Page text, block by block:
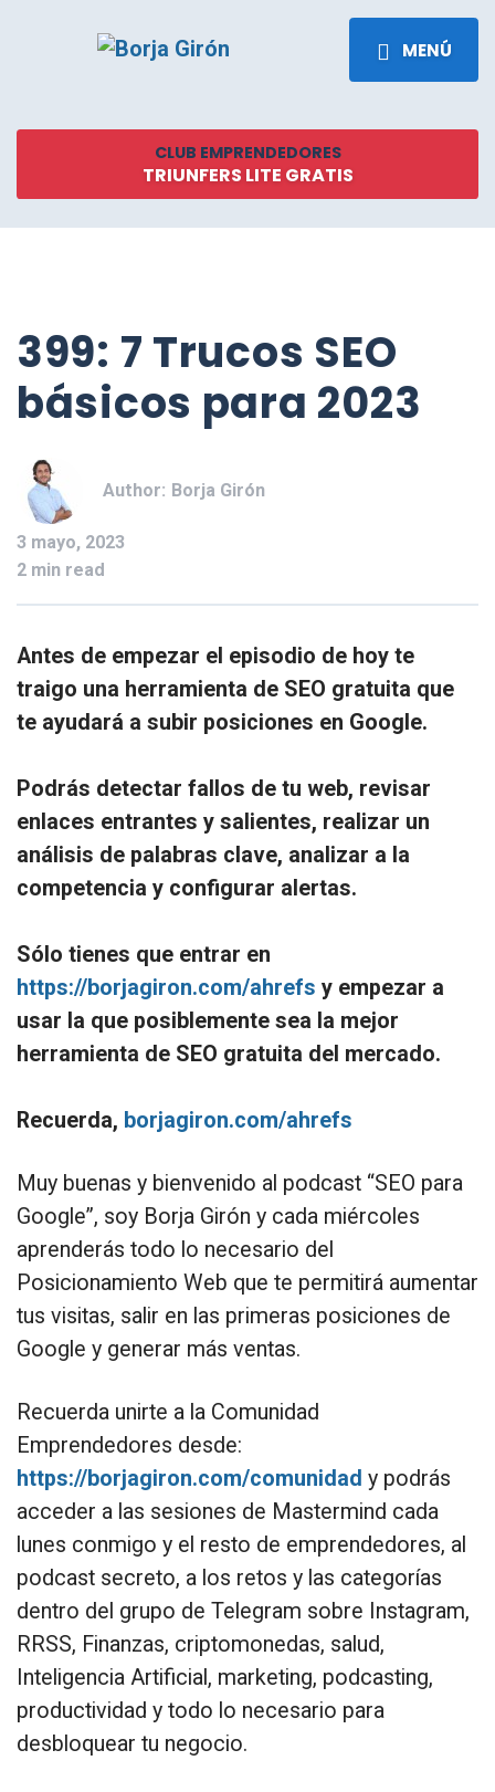
MENÚ
CLUB EMPRENDEDORES
TRIUNFERS LITE GRATIS
399: 7 Trucos SEO
básicos para 2023
Author: Borja Girón
3 mayo, 2023
2 min read
Antes de empezar el episodio de hoy te
traigo una herramienta de SEO gratuita que
te ayudará a subir posiciones en Google.
Podrás detectar fallos de tu web, revisar
enlaces entrantes y salientes, realizar un
análisis de palabras clave, analizar a la
competencia y configurar alertas.
Sólo tienes que entrar en
https://borjagiron.com/ahrefs y empezar a
usar la que posiblemente sea la mejor
herramienta de SEO gratuita del mercado.
Recuerda, borjagiron.com/ahrefs
Muy buenas y bienvenido al podcast “SEO para
Google”, soy Borja Girón y cada miércoles
aprenderás todo lo necesario del
Posicionamiento Web que te permitirá aumentar
tus visitas, salir en las primeras posiciones de
Google y generar más ventas.
Recuerda unirte a la Comunidad
Emprendedores desde:
https://borjagiron.com/comunidad y podrás
acceder a las sesiones de Mastermind cada
lunes conmigo y el resto de emprendedores, al
podcast secreto, a los retos y las categorías
dentro del grupo de Telegram sobre Instagram,
RRSS, Finanzas, criptomonedas, salud,
Inteligencia Artificial, marketing, podcasting,
productividad y todo lo necesario para
desbloquear tu negocio.